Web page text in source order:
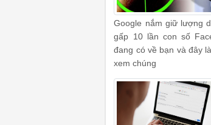
Google nắm giữ lượng
gấp 10 lần con số
đang có về bạn và đây
xem chúng